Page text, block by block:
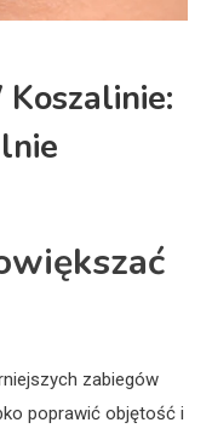
zabiegów
poprawić objętość i